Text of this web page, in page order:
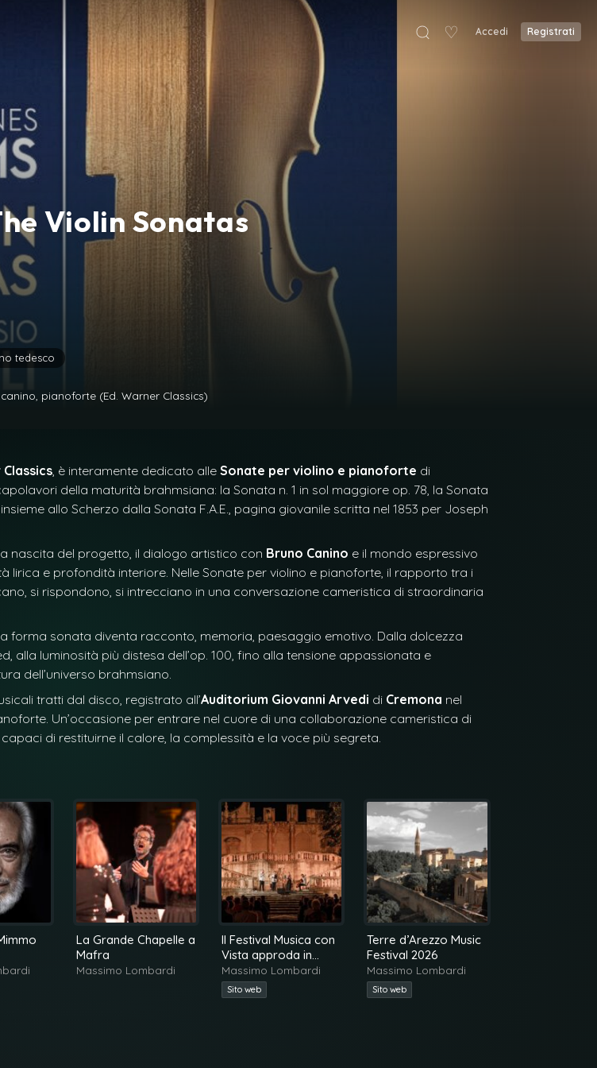
♡ Accedi Registrati
Violin Sonatas
tedesco
pianoforte (Ed. Warner Classics)
, è interamente dedicato alleSonate per violino e pianoforte di
della maturità brahmsiana: la Sonata n. 1 in sol maggiore op. 78, la Sonata
allo Scherzo dalla Sonata F.A.E., pagina giovanile scritta nel 1853 per Joseph
nascita del progetto, il dialogo artistico con Bruno Canino e il mondo espressivo
lirica e profondità interiore. Nelle Sonate per violino e pianoforte, il rapporto tra i
si rispondono, si intrecciano in una conversazione cameristica di straordinaria
forma sonata diventa racconto, memoria, paesaggio emotivo. Dalla dolcezza
alla luminosità più distesa dell’op. 100, fino alla tensione appassionata e
dell’universo brahmsiano.
tratti dal disco, registrato all’Auditorium Giovanni Arvedi di Cremona nel
Un’occasione per entrare nel cuore di una collaborazione cameristica di
di restituirne il calore, la complessità e la voce più segreta.
La Grande Chapelle a
Mafra
Massimo Lombardi
Il Festival Musica con
Vista approda in
Veneto
Massimo Lombardi
Sito web
Terre d’Arezzo Music
Festival 2026
Massimo Lombardi
Sito web